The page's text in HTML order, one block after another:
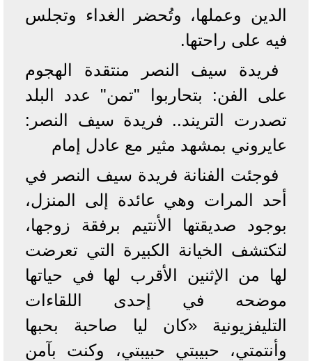
الدين وعملها، وتُحضر الغداء وتجلس
فيه على راحتها.
فريدة سيف النصر منتقدة الهجوم
على الفن: بتحاربوا "تمن" عدد البلد
تصدرت التريند.. فريدة سيف النصر:
عايروني بمشهد مثير مع عادل إمام
فوجئت الفنانة فريدة سيف النصر في
أحد المرات وهي عائدة إلى المنزل،
بوجود صديقتها الأنتيم برفقة زوجها،
لتكتشف الخيانة الكبيرة التي تعرضت
لها من الإثنين الأقرب لها في حياتها
موضحه في إحدى اللقاءات
التليفزيونية «كان ليا صاحبة بحبها
وأنتمتي، حبيبتي حبيبتي، وكنت بآمن